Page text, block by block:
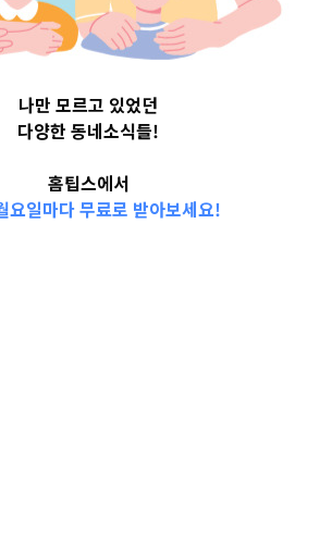
나만 모르고 있었던
다양한 동네소식들!
홈팁스에서
요일마다 무료로 받아보세요!